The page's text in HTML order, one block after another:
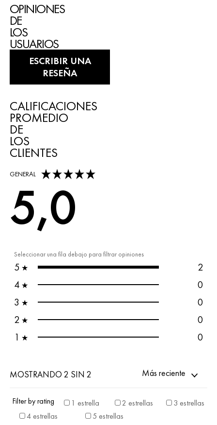
OPINIONES
DE
LOS
USUARIOS
ESCRIBIR UNA
RESEÑA
Seleccionar una fila debajo para filtrar opiniones
5 ★
2
4 ★
0
3 ★
0
2 ★
0
1 ★ 0
CALIFICACIONES
PROMEDIO
DE
LOS
CLIENTES
GENERAL
5,0 out of 5 stars
5,0
MOSTRANDO 2 SIN 2 Más reciente
Filter by rating 1 estrella 2 estrellas
3 estrellas
4 estrellas
5 estrellas